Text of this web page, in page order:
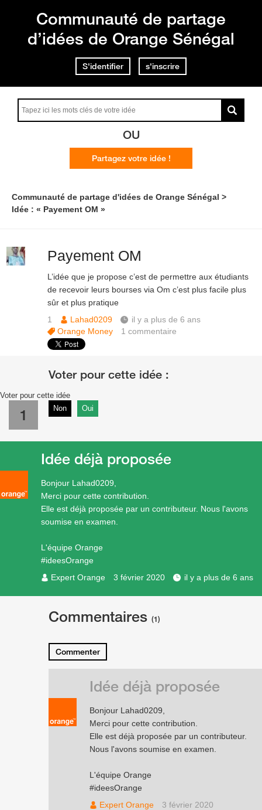
Communauté de partage
d’idées de Orange Sénégal
S'identifier s'inscrire
OU
Partagez votre idée !
Communauté de partage d'idées de Orange Sénégal
Idée : « Payement OM »
Payement OM
L’idée que je propose c’est de permettre aux étudiants
de recevoir leurs bourses via Om c’est plus facile plus
sûr et plus pratique
1
Lahad0209
il y a plus de 6 ans
Orange Money
1commentaire
Voter pour cette idée
1 Non Oui
Bonjour Lahad0209,
Merci pour cette contribution.
Elle est déjà proposée par un contributeur. Nous l'avons
soumise en examen.
L'équipe Orange
#ideesOrange
Expert Orange
3 février 2020 il y a plus de 6 ans
Idée déjà proposée
Commentaires (1)
Commenter
Bonjour Lahad0209,
Merci pour cette contribution.
Elle est déjà proposée par un contributeur.
Nous l'avons soumise en examen.
L'équipe Orange
#ideesOrange
Expert Orange
3 février 2020
Idée déjà proposée